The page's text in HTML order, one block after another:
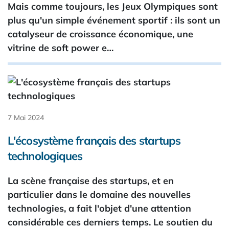
Mais comme toujours, les Jeux Olympiques sont
plus qu'un simple événement sportif : ils sont un
catalyseur de croissance économique, une
vitrine de soft power e…
7 Mai 2024
L'écosystème français des startups
technologiques
La scène française des startups, et en
particulier dans le domaine des nouvelles
technologies, a fait l'objet d'une attention
considérable ces derniers temps. Le soutien du